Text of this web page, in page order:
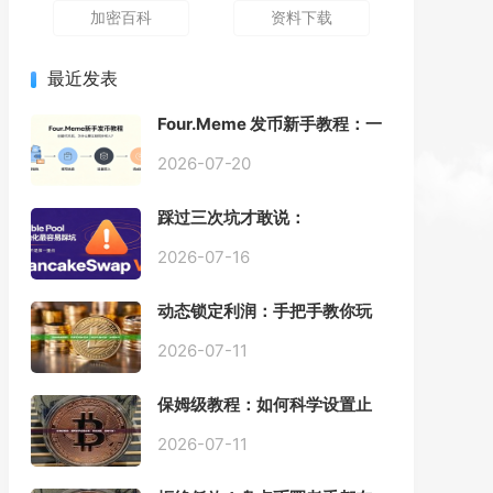
加密百科 资料下载
最近发表
Four.Meme 发币新手教程：一
动踩坑
2026-07-20
踩过三次坑才敢说：
Pool 最容易翻车的不是手续
2026-07-16
动态锁定利润：手把手教你玩
2026-07-11
保姆级教程：如何科学设置止
2026-07-11